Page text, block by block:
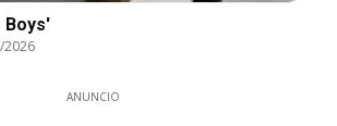
Boys'
2026
ANUNCIO